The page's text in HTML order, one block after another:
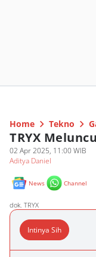
Home Tekno
TRYX
02 Apr 2025, 11:00 WIB
Aditya Daniel
News Channel
dok. TRYX
Intinya Sih